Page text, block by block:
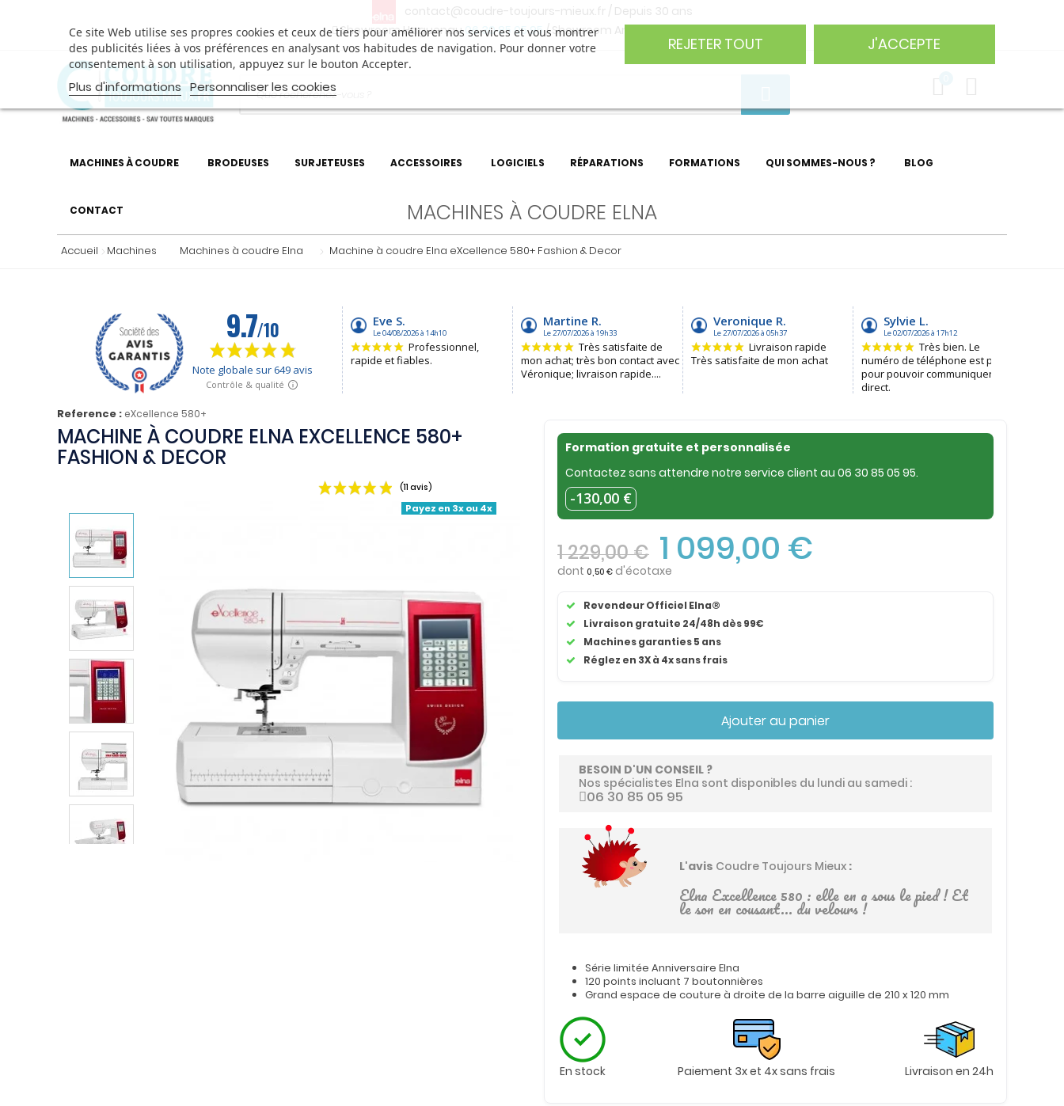
contact@coudre-toujours-mieux.fr / Depuis 30 ans
Showroom Haguenau 06 30 85 05 95/ Showroom Angers
Ce site Web utilise ses propres cookies et ceux de tiers pour améliorer nos services et vous montrer
des publicités liées à vos préférences en analysant vos habitudes de navigation. Pour donner votre
consentement à son utilisation, appuyez sur le bouton Accepter.
Plus d'informations Personnaliser les cookies
REJETER TOUT J'ACCEPTE
MACHINES À COUDRE BRODEUSES SURJETEUSES ACCESSOIRES LOGICIELS RÉPARATIONS FORMATIONS QUI SOMMES-NOUS ? BLOG
CONTACT MACHINES À COUDRE ELNA
Accueil Machines Machines à coudre Elna Machine à coudre Elna eXcellence 580+ Fashion & Decor
Reference : eXcellence 580+
MACHINE À COUDRE ELNA EXCELLENCE 580+
FASHION & DECOR
Payez en 3x ou 4x
Formation gratuite et personnalisée
Contactez sans attendre notre service client au 06 30 85 05 95.
-130,00 €
1 229,00 € 1 099,00 €
dont 0,50 € d'écotaxe
Revendeur Officiel Elna®
Livraison gratuite 24/48h dès 99€
Machines garanties 5 ans
Réglez en 3X à 4x sans frais
Ajouter au panier
BESOIN D'UN CONSEIL ?
Nos spécialistes Elna sont disponibles du lundi au samedi :
06 30 85 05 95
L'avis Coudre Toujours Mieux:
Elna Excellence 580 : elle en a sous le pied ! Et
le son en cousant... du velours !
Série limitée Anniversaire Elna
120 points incluant 7 boutonnières
Grand espace de couture à droite de la barre aiguille de 210 x 120 mm
En stock Paiement 3x et 4x sans frais Livraison en 24h